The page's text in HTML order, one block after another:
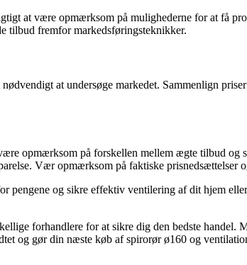
at være opmærksom på mulighederne for at få
tilbud fremfor markedsføringsteknikker.
at undersøge markedet. Sammenlign
opmærksom på forskellen mellem ægte tilbud
Vær opmærksom på faktiske prisnedsættelser
og sikre effektiv ventilering af dit hjem
forhandlere for at sikre dig den bedste handel.
og gør din næste køb af spirorør ø160 og